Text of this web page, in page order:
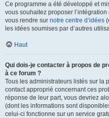
Ce programme a été développé et
vous souhaitez proposer
vous rendre sur notre centre d’idées
les idées soumises par d’autres
Haut
Qui dois-je contacter à propos de
à ce forum ?
Tous les administrateurs listés sur la
contact approprié concernant ces
réponse de leur part, vous devriez
(dont les informations sont
celui-ci fonctionne sur un service